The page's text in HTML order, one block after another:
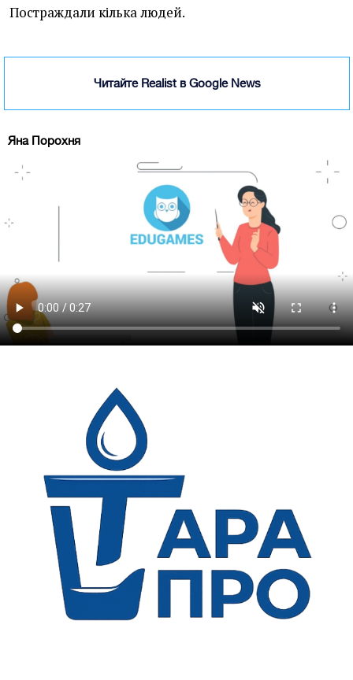
Постраждали кілька людей.
Читайте Realist в Google News
Яна Порохня